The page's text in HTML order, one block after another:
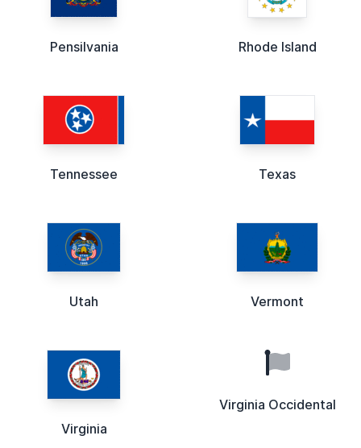
Pensilvania Rhode Island
Tennessee Texas
Utah Vermont
Virginia
Virginia Occidental